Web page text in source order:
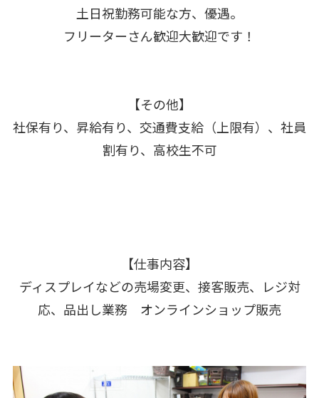
土日祝勤務可能な方、優遇。
フリーターさん歓迎大歓迎です！
【その他】
社保有り、昇給有り、交通費支給（上限有）、社員
割有り、高校生不可
【仕事内容】
ディスプレイなどの売場変更、接客販売、レジ対
応、品出し業務 オンラインショップ販売